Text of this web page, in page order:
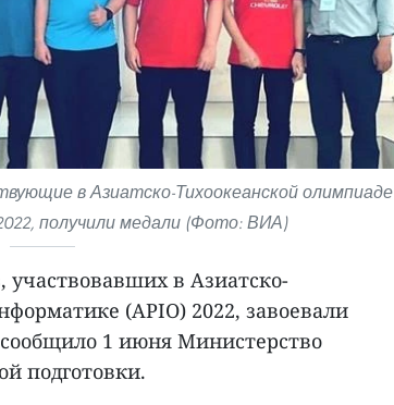
в Азиатско-Тихоокеанской олимпиаде
получили медали (Фото: ВИА)
в Азиатско-
(APIO) 2022, завоевали
1 июня Министерство
подготовки.